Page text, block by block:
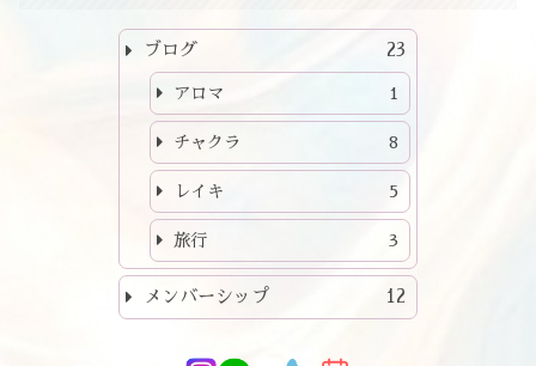
ブログ 23
アロマ 1
チャクラ 8
レイキ 5
旅行 3
メンバーシップ 12